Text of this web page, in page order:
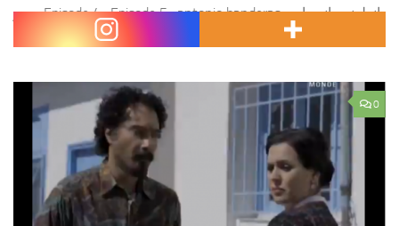
ميدو Episode 4 : Episode 5 : antonio banderas انطونيو بانديراس
Episode 6 :...
0